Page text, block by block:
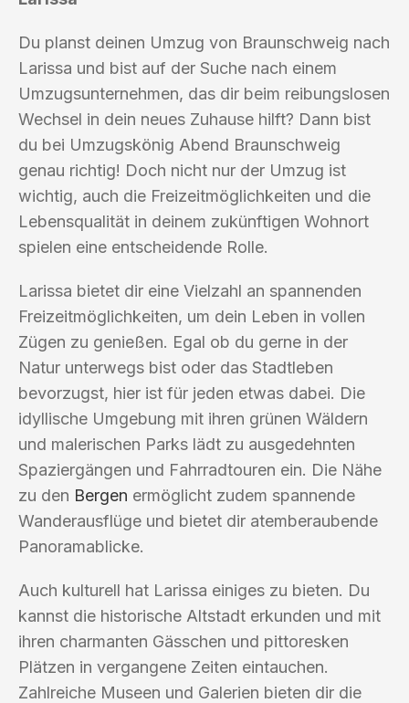
Du planst deinen Umzug von Braunschweig nach
Larissa und bist auf der Suche nach einem
Umzugsunternehmen, das dir beim reibungslosen
Wechsel in dein neues Zuhause hilft? Dann bist
du bei Umzugskönig Abend Braunschweig
genau richtig! Doch nicht nur der Umzug ist
wichtig, auch die Freizeitmöglichkeiten und die
Lebensqualität in deinem zukünftigen Wohnort
spielen eine entscheidende Rolle.
Larissa bietet dir eine Vielzahl an spannenden
Freizeitmöglichkeiten, um dein Leben in vollen
Zügen zu genießen. Egal ob du gerne in der
Natur unterwegs bist oder das Stadtleben
bevorzugst, hier ist für jeden etwas dabei. Die
idyllische Umgebung mit ihren grünen Wäldern
und malerischen Parks lädt zu ausgedehnten
Spaziergängen und Fahrradtouren ein. Die Nähe
zu den Bergen ermöglicht zudem spannende
Wanderausflüge und bietet dir atemberaubende
Panoramablicke.
Auch kulturell hat Larissa einiges zu bieten. Du
kannst die historische Altstadt erkunden und mit
ihren charmanten Gässchen und pittoresken
Plätzen in vergangene Zeiten eintauchen.
Zahlreiche Museen und Galerien bieten dir die